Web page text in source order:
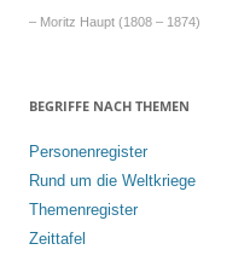
– Moritz Haupt (1808 – 1874)
BEGRIFFE NACH THEMEN
Personenregister
Rund um die Weltkriege
Themenregister
Zeittafel